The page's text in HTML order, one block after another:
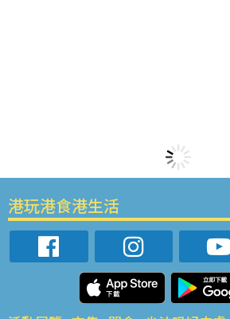
港玩港食港生活